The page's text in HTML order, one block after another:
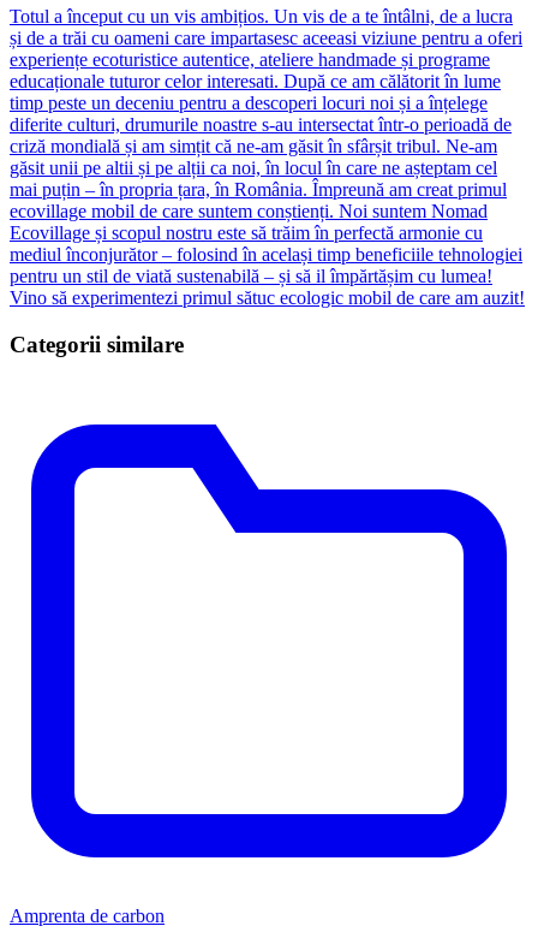
Totul a început cu un vis ambițios. Un vis de a te întâlni, de a lucra
și de a trăi cu oameni care impartasesc aceeasi viziune pentru a oferi
experiențe ecoturistice autentice, ateliere handmade și programe
educaționale tuturor celor interesati. După ce am călătorit în lume
timp peste un deceniu pentru a descoperi locuri noi și a înțelege
diferite culturi, drumurile noastre s-au intersectat într-o perioadă de
criză mondială și am simțit că ne-am găsit în sfârșit tribul. Ne-am
găsit unii pe altii și pe alții ca noi, în locul în care ne așteptam cel
mai puțin – în propria țara, în România. Împreună am creat primul
ecovillage mobil de care suntem conștienți. Noi suntem Nomad
Ecovillage și scopul nostru este să trăim în perfectă armonie cu
mediul înconjurător – folosind în același timp beneficiile tehnologiei
pentru un stil de viată sustenabilă – și să il împărtășim cu lumea!
Vino să experimentezi primul sătuc ecologic mobil de care am auzit!
Categorii similare
Amprenta de carbon